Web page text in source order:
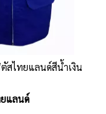
ตัสไทยแลนด์สีน้ำเงิน
ยแลนด์